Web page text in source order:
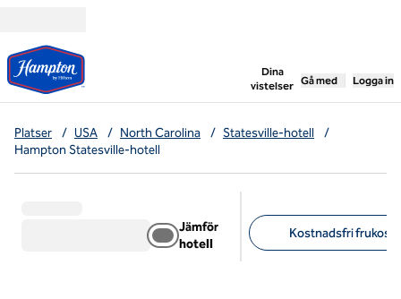
Dina
vistelser
,öppnar ny flik
Gå med Logga in
Platser / USA / North Carolina / Statesville-hotell
/
Hampton Statesville-hotell
Jämför
hotell
Kostnadsfri frukost